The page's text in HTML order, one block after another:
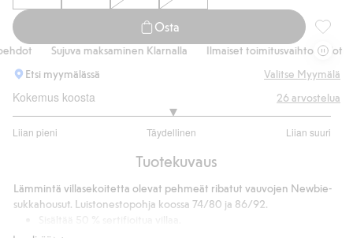
Osta
Sujuva maksaminen Klarnalla Ilmaiset toimitusvaihtoehdot
Etsi myymälässä
Valitse Myymälä
Kokemus koosta
Liian pieni Täydellinen Liian suuri
/
ääneen
26 arvostelua
Tuotekuvaus
Lämmintä villasekoitetta olevat pehmeät ribatut vauvojen Newbie-
sukkahousut. Luistonestopohja koossa 74/80 ja 86/92.
Tuotenumero